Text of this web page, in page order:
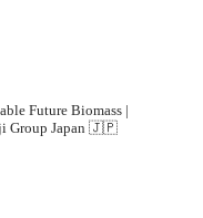
Future Biomass |
Group Japan 🇯🇵